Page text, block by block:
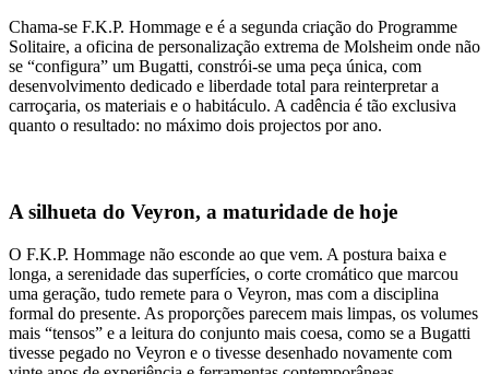
Chama-se F.K.P. Hommage e é a segunda criação do Programme
Solitaire, a oficina de personalização extrema de Molsheim onde não
se “configura” um Bugatti, constrói-se uma peça única, com
desenvolvimento dedicado e liberdade total para reinterpretar a
carroçaria, os materiais e o habitáculo. A cadência é tão exclusiva
quanto o resultado: no máximo dois projectos por ano.
A silhueta do Veyron, a maturidade de hoje
O F.K.P. Hommage não esconde ao que vem. A postura baixa e
longa, a serenidade das superfícies, o corte cromático que marcou
uma geração, tudo remete para o Veyron, mas com a disciplina
formal do presente. As proporções parecem mais limpas, os volumes
mais “tensos” e a leitura do conjunto mais coesa, como se a Bugatti
tivesse pegado no Veyron e o tivesse desenhado novamente com